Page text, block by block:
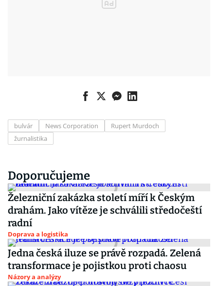
bulvár News Corporation
Rupert Murdoch
žurnalistika
Doporučujeme
Železniční zakázka století míří k Českým
drahám. Jako vítěze je schválili středočeští
radní
Doprava a logistika
Jedna česká iluze se právě rozpadá. Zelená
transformace je pojistkou proti chaosu
Názory a analýzy